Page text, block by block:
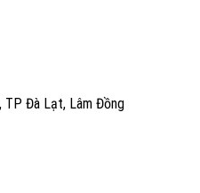
TP Đà Lạt, Lâm Đồng